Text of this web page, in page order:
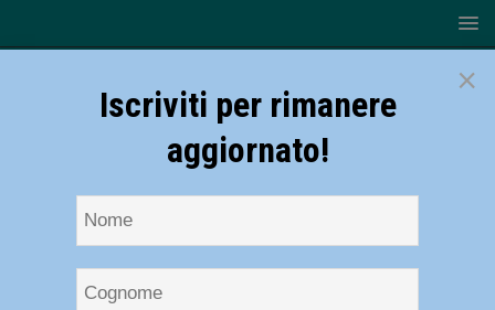
×
Iscriviti per rimanere
aggiornato!